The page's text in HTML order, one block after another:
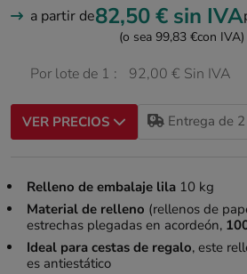
a partir de82,50 € sin IVA
(o sea 99,83 €con IVA)
Por lote de 1 : 92,00 € Sin IVA
VER PRECIOS Entrega de 2
Relleno de embalaje lila10 kg
Material de relleno (rellenos de
estrechas plegadas en acordeón,
Ideal para cestas de regalo, este
es antiestático